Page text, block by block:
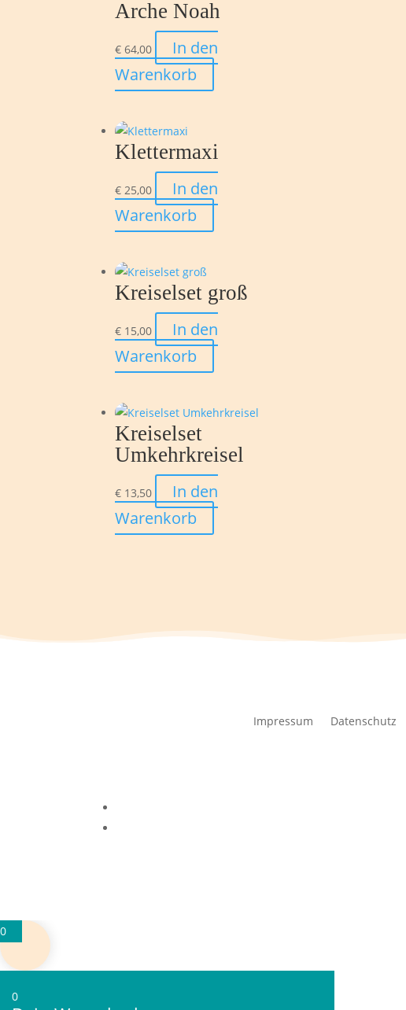
Arche Noah
€ 64,00
In den
Warenkorb
Klettermaxi
€ 25,00
In den
Warenkorb
Kreiselset groß
€ 15,00
In den
Warenkorb
Kreiselset
Umkehrkreisel
€ 13,50
In den
Warenkorb
Impressum Datenschutz
0
0